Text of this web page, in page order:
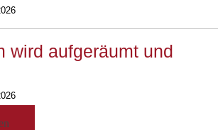
wird aufgeräumt und